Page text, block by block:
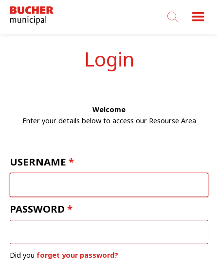
Bucher
Municipal
Login
Welcome
Enter your details below to access our Resourse Area
USERNAME
PASSWORD
Did you forget your password?